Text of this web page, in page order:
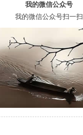
我的微信公众号
我的微信公众号扫一扫